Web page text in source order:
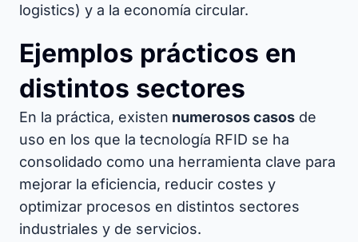
logistics) y a la economía circular.
Ejemplos prácticos en
distintos sectores
En la práctica, existen numerosos casos de
uso en los que la tecnología RFID se ha
consolidado como una herramienta clave para
mejorar la eficiencia, reducir costes y
optimizar procesos en distintos sectores
industriales y de servicios.